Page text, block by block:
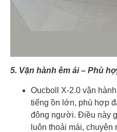
5. Vận hành êm ái – Phù
Oucboll X-2.0 vận
tiếng ồn lớn, phù hợp
đông người. Điều này
luôn thoải mái,